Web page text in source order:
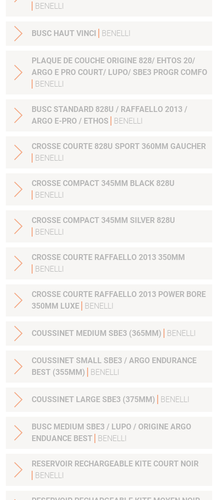
BENELLI
BUSC HAUT VINCI BENELLI
PLAQUE DE COUCHE ORIGINE 828/ EHTOS 20/
ARGO E PRO COURT/ LUPO/ SBE3 PROGR COMFO
BENELLI
BUSC STANDARD 828U / RAFFAELLO 2013 /
ARGO E-PRO / ETHOS
BENELLI
CROSSE COURTE 828U SPORT 360MM GAUCHER
BENELLI
CROSSE COMPACT 345MM BLACK 828U
BENELLI
CROSSE COMPACT 345MM SILVER 828U
BENELLI
CROSSE COURTE RAFFAELLO 2013 350MM
BENELLI
CROSSE COURTE RAFFAELLO 2013 POWER BORE
350MM LUXE
BENELLI
COUSSINET MEDIUM SBE3 (365MM) BENELLI
COUSSINET SMALL SBE3 / ARGO ENDURANCE
BEST (355MM)
BENELLI
COUSSINET LARGE SBE3 (375MM) BENELLI
BUSC MEDIUM SBE3 / LUPO / ORIGINE ARGO
ENDUANCE BEST
BENELLI
RESERVOIR RECHARGEABLE KITE COURT NOIR
BENELLI